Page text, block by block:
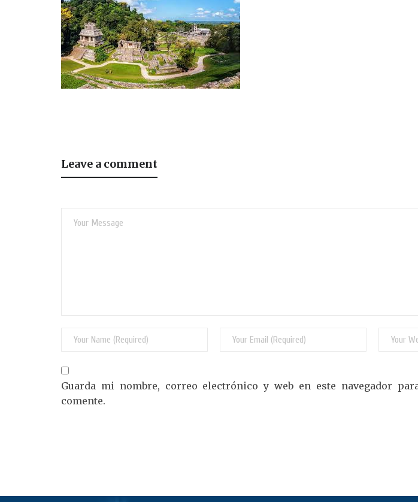
Leave a comment
Guarda mi nombre, correo electrónico y web en este navegador
comente.